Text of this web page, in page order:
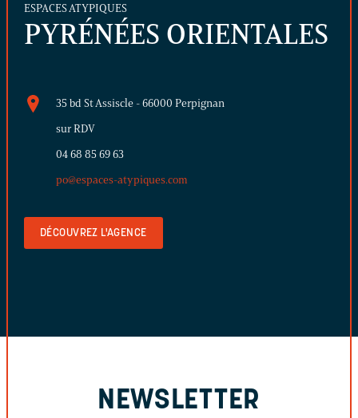
ESPACES ATYPIQUES
PYRÉNÉES ORIENTALES
35 bd St Assiscle - 66000 Perpignan
sur RDV
04 68 85 69 63
po@espaces-atypiques.com
DÉCOUVREZ L'AGENCE
NEWSLETTER